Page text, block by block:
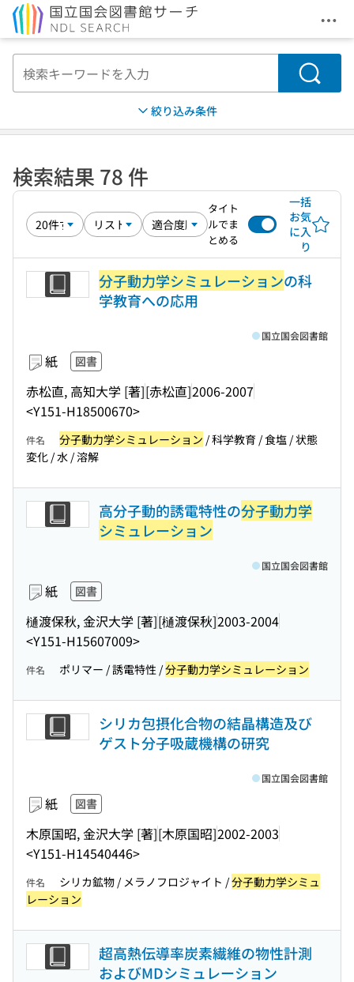
メ
検索
絞り込み条件
検索結果 78 件
タイト
ルでま
とめる
一括
お気
に入
り
分子動力学シミュレーションの科
学教育への応用
紙 図書
赤松直, 高知大学 [著][赤松直]2006-2007
<Y151-H18500670>
国立国会図書館
件名 分子動力学シミュレーション / 科学教育 / 食塩 / 状態
変化 / 水 / 溶解
高分子動的誘電特性の分子動力学
シミュレーション
紙 図書
樋渡保秋, 金沢大学 [著][樋渡保秋]2003-2004
<Y151-H15607009>
国立国会図書館
件名 ポリマー / 誘電特性 /分子動力学シミュレーション
シリカ包摂化合物の結晶構造及び
ゲスト分子吸蔵機構の研究
紙 図書
木原国昭, 金沢大学 [著][木原国昭]2002-2003
<Y151-H14540446>
国立国会図書館
件名 シリカ鉱物 / メラノフロジャイト /分子動力学シミュ
レーション
超高熱伝導率炭素繊維の物性計測
およびMDシミュレーション